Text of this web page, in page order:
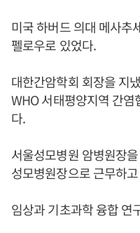
미국 하버드 의대 메사추
펠로우로 있었다.
대한간암학회 회장을 지
WHO 서태평양지역 간
다.
서울성모병원 암병원장
성모병원장으로 근무하
임상과 기초과학 융합 연